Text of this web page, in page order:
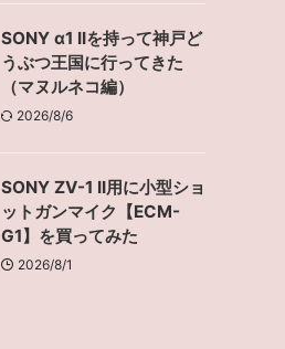
SONY α1 IIを持って神戸ど
うぶつ王国に行ってきた
（マヌルネコ編）
2026/8/6
SONY ZV-1 II用に小型ショ
ットガンマイク【ECM-
G1】を買ってみた
2026/8/1